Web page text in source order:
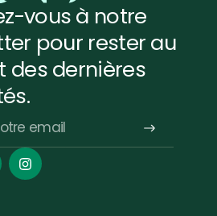
vous à notre
pour rester au
des dernières